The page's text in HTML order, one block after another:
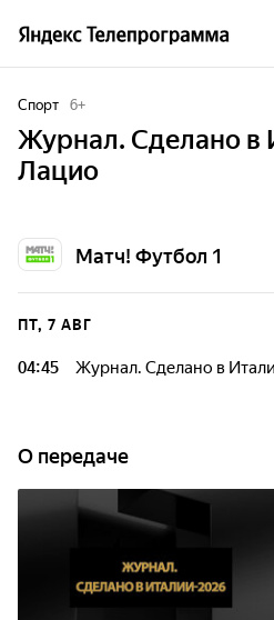
Спорт 6+
Журнал. Сделано в
Лацио
Матч! Футбол 1
ПТ, 7 АВГ
04:45 Журнал. Сделано в
О передаче